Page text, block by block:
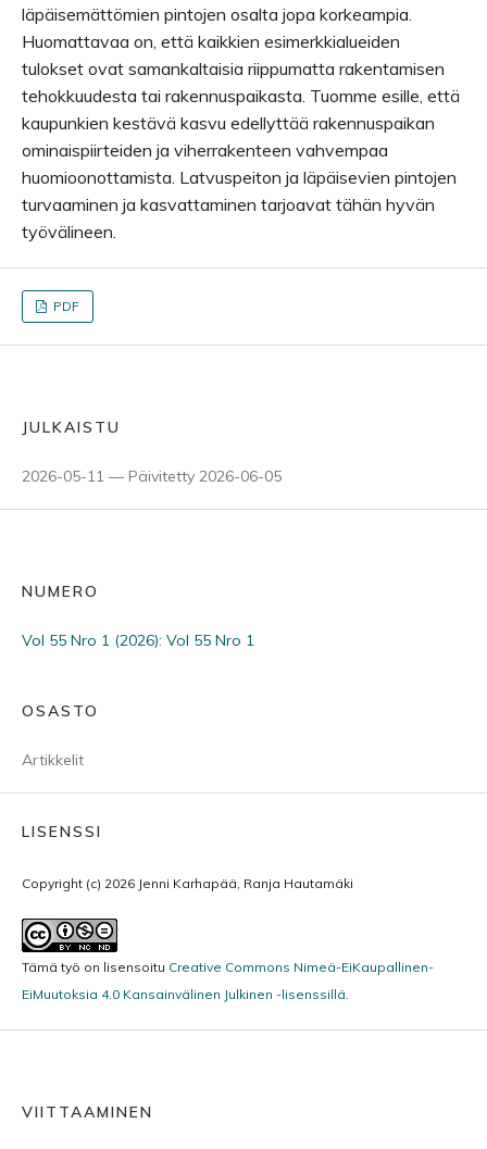
läpäisemättömien pintojen osalta jopa korkeampia.
Huomattavaa on, että kaikkien esimerkkialueiden
tulokset ovat samankaltaisia riippumatta rakentamisen
tehokkuudesta tai rakennuspaikasta. Tuomme esille, että
kaupunkien kestävä kasvu edellyttää rakennuspaikan
ominaispiirteiden ja viherrakenteen vahvempaa
huomioonottamista. Latvuspeiton ja läpäisevien pintojen
turvaaminen ja kasvattaminen tarjoavat tähän hyvän
työvälineen.
PDF
JULKAISTU
2026-05-11 — Päivitetty 2026-06-05
NUMERO
Vol 55 Nro 1 (2026): Vol 55 Nro 1
OSASTO
Artikkelit
LISENSSI
Copyright (c) 2026 Jenni Karhapää, Ranja Hautamäki
Tämä työ on lisensoitu Creative Commons Nimeä-EiKaupallinen-
EiMuutoksia 4.0 Kansainvälinen Julkinen -lisenssillä
VIITTAAMINEN